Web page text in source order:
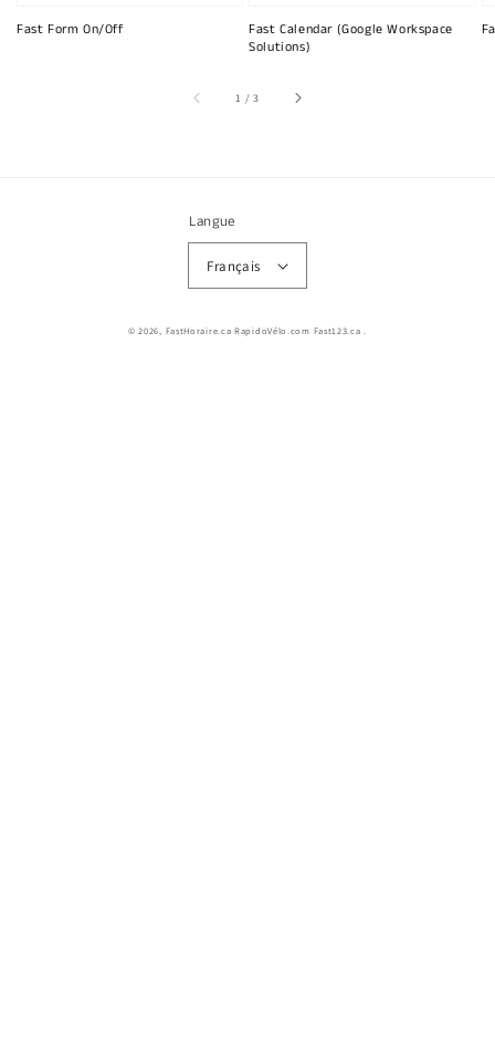
Fast Form On/Off
Fast Calendar (Google Workspace
Solutions)
1 /sur
3
Langue
Français
© 2026, FastHoraire.ca RapidoVélo.com Fast123.ca .